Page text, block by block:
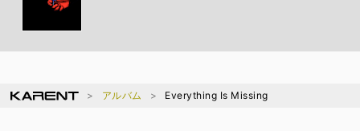
アルバム Everything Is Missing